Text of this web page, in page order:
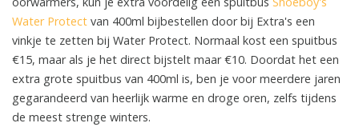
Water Protect van 400ml bijbestellen door bij Extra's een
vinkje te zetten bij Water Protect. Normaal kost een spuitbus
€15, maar als je het direct bijstelt maar €10. Doordat het een
extra grote spuitbus van 400ml is, ben je voor meerdere jaren
gegarandeerd van heerlijk warme en droge oren, zelfs tijdens
de meest strenge winters.